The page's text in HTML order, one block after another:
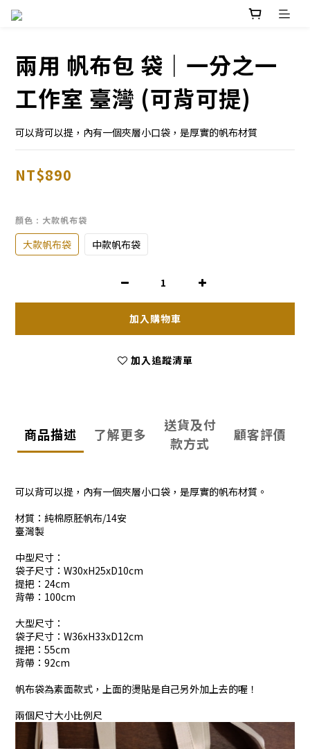
兩用 帆布包 袋｜一分之一
工作室 臺灣 (可背可提)
可以背可以提，內有一個夾層小口袋，是厚實的帆布材質
NT$890
顏色 : 大款帆布袋
大款帆布袋 中款帆布袋
加入購物車
加入追蹤清單
商品描述 了解更多
送貨及付
款方式
顧客評價
可以背可以提，內有一個夾層小口袋，是厚實的帆布材質。
材質：純棉原胚帆布/14安
臺灣製
中型尺寸：
袋子尺寸：W30xH25xD10cm
提把：24cm
背帶：100cm
大型尺寸：
袋子尺寸：W36xH33xD12cm
提把：55cm
背帶：92cm
帆布袋為素面款式，上面的燙貼是自己另外加上去的喔！
兩個尺寸大小比例尺